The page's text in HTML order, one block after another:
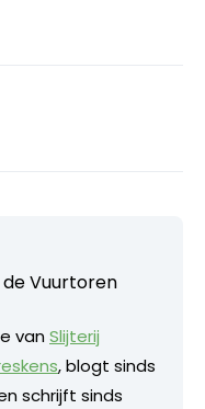
Vuurtoren
vanSlijterij
, blogt sinds
schrijft sinds